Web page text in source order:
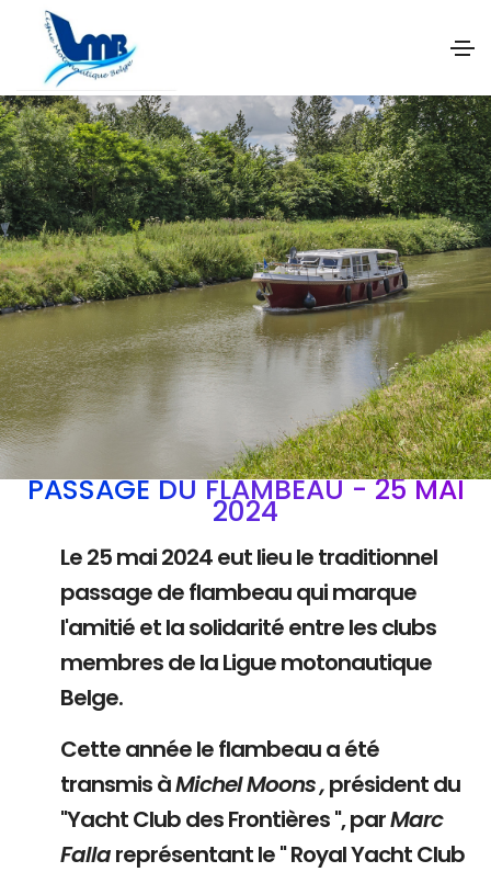
PASSAGE DU FLAMBEAU - 25 MAI
2024
Le 25 mai 2024 eut lieu le traditionnel
passage de flambeau qui marque
l'amitié et la solidarité entre les clubs
membres de la Ligue motonautique
Belge.
Cette année le flambeau a été
transmis àMichel Moons ,président du
"Yacht Club des Frontières ", parMarc
Fallareprésentant le " Royal Yacht Club